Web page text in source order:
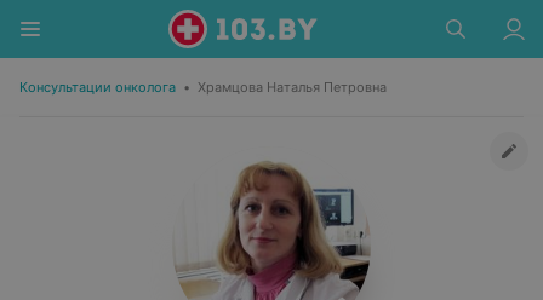
Консультации онколога • Храмцова Наталья Петровна